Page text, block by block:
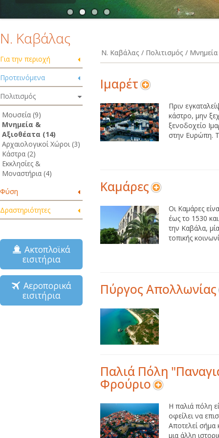
Ν. Καβάλας
Για την περιοχή
Προτεινόμενα
Πολιτισμός
Μουσεία (9)
Μνημεία &
Αξιοθέατα (14)
Αρχαιολογικοί Χώροι (3)
Κάστρα (2)
Εκκλησίες &
Μοναστήρια (4)
Φύση
Δραστηριότητες
Ακτοπλοϊκά
εισιτήρια
Αεροπορικά
εισιτήρια
Ν. Καβάλας / Πολιτισμός /
Ιμαρέτ
Πριν
κάστρο, μην
ξενοδοχείο
στην Ευρώπη.
Καμάρες
Οι Καμάρες
έως το 1530
την Καβάλα,
τοπικής
Πύργος Απολλωνίας
Παλιά Πόλη
Φρούριο
Η παλιά πόλη
οφείλει να
Αποτελεί σήμα
μια άλλη